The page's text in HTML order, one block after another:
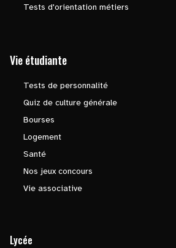
Tests d'orientation métiers
Vie étudiante
Tests de personnalité
Quiz de culture générale
Bourses
Logement
Santé
Nos jeux concours
Vie associative
Lycée